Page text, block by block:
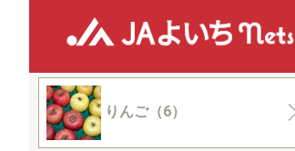
りんご（6）